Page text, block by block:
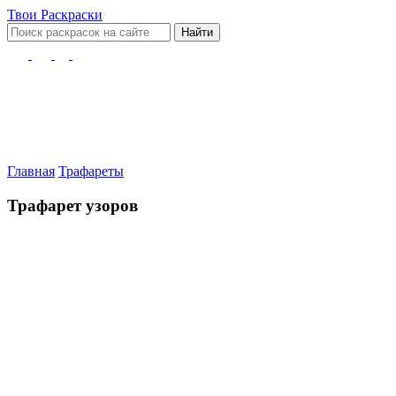
Твои Раскраски
Найти
Главная Трафареты
Трафарет узоров